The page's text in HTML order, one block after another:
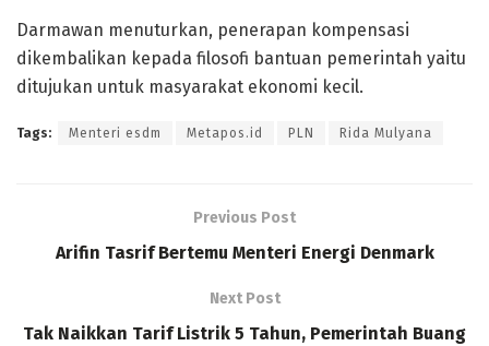
Darmawan menuturkan, penerapan kompensasi
dikembalikan kepada filosofi bantuan pemerintah yaitu
ditujukan untuk masyarakat ekonomi kecil.
Tags: Menteri esdm Metapos.id PLN Rida Mulyana
Previous Post
Arifin Tasrif Bertemu Menteri Energi Denmark
Next Post
Tak Naikkan Tarif Listrik 5 Tahun, Pemerintah Buang